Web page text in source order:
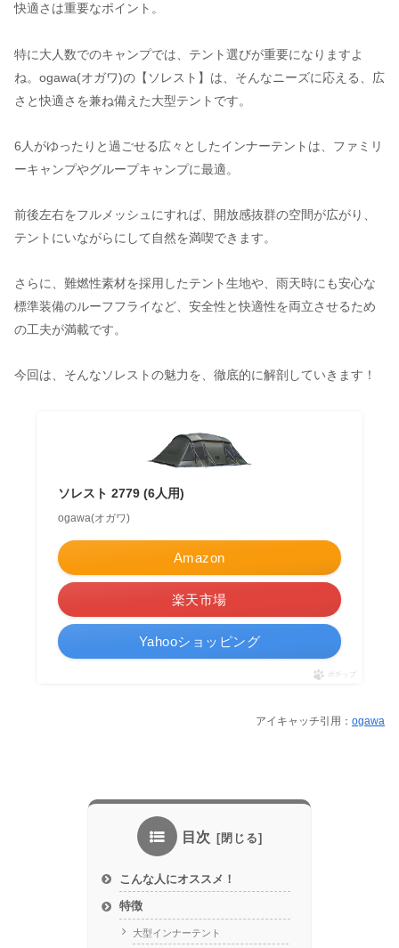
快適さは重要なポイント。
特に大人数でのキャンプでは、テント選びが重要になりますよ
ね。ogawa(オガワ)の【ソレスト】は、そんなニーズに応える、広
さと快適さを兼ね備えた大型テントです。
6人がゆったりと過ごせる広々としたインナーテントは、ファミリ
ーキャンプやグループキャンプに最適。
前後左右をフルメッシュにすれば、開放感抜群の空間が広がり、
テントにいながらにして自然を満喫できます。
さらに、難燃性素材を採用したテント生地や、雨天時にも安心な
標準装備のルーフフライなど、安全性と快適性を両立させるため
の工夫が満載です。
今回は、そんなソレストの魅力を、徹底的に解剖していきます！
ソレスト 2779 (6人用)
ogawa(オガワ)
Amazon
楽天市場
Yahooショッピング
ポチップ
アイキャッチ引用： ogawa
目次
こんな人にオススメ！
特徴
大型インナーテント